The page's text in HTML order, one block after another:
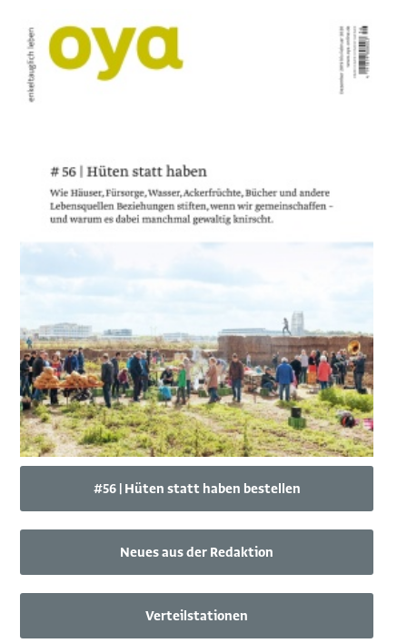
#56 | Hüten statt haben bestellen
Neues aus der Redaktion
Verteilstationen